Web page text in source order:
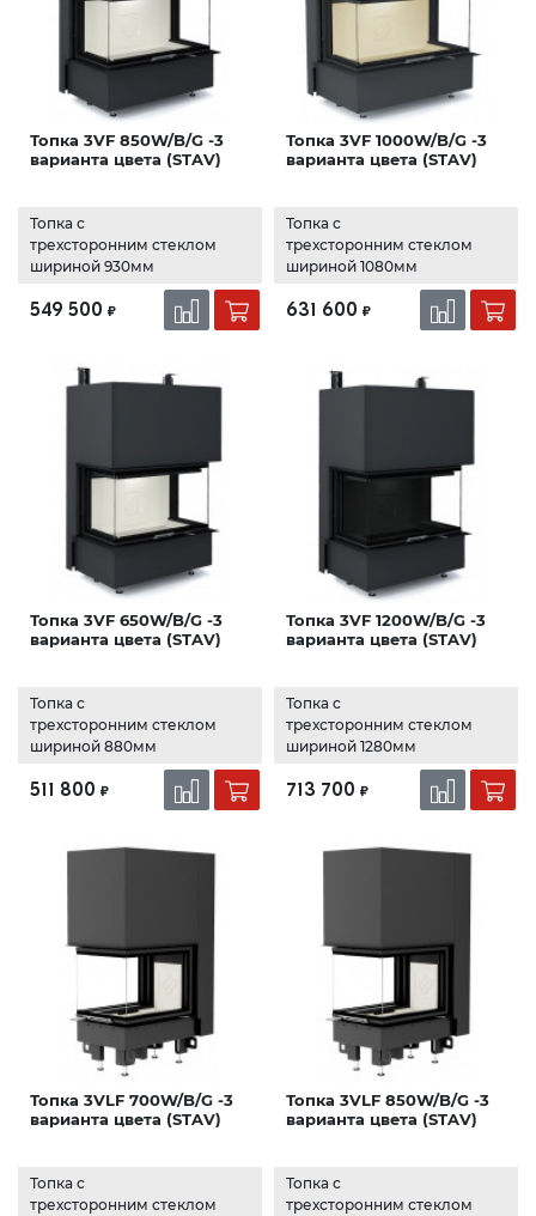
Топка 3VF 850W/B/G -3
варианта цвета (STAV)
Топка с
трехсторонним стеклом
шириной 930мм
549 500 ₽
Топка 3VF 1000W/B/G -3
варианта цвета (STAV)
Топка с
трехсторонним стеклом
шириной 1080мм
631 600 ₽
Топка 3VF 650W/B/G -3
варианта цвета (STAV)
Топка с
трехсторонним стеклом
шириной 880мм
511 800 ₽
Топка 3VF 1200W/B/G -3
варианта цвета (STAV)
Топка с
трехсторонним стеклом
шириной 1280мм
713 700 ₽
Топка 3VLF 700W/B/G -3
варианта цвета (STAV)
Топка с
трехсторонним стеклом
Топка 3VLF 850W/B/G -3
варианта цвета (STAV)
Топка с
трехсторонним стеклом